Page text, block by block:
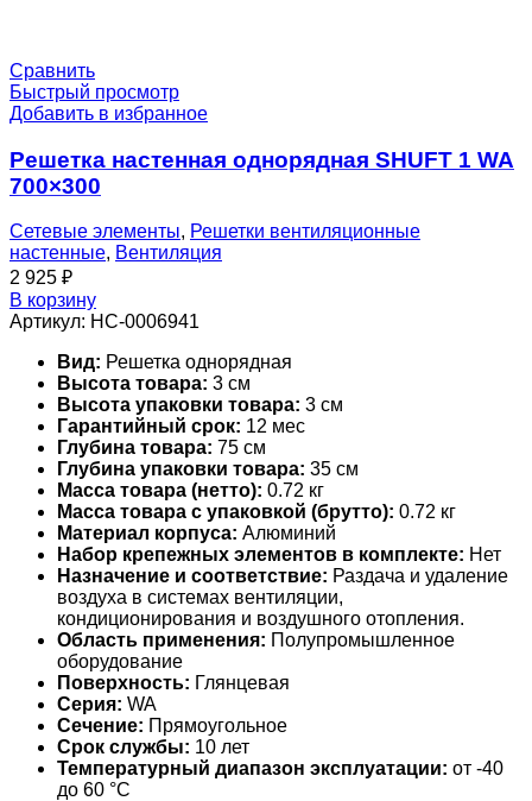
Сравнить
Быстрый просмотр
Добавить в избранное
Решетка настенная однорядная SHUFT 1 WA
700×300
Сетевые элементы, Решетки вентиляционные
настенные, Вентиляция
2 925 ₽
В корзину
Артикул: НС-0006941
Вид: Решетка однорядная
Высота товара: 3 см
Высота упаковки товара: 3 см
Гарантийный срок: 12 мес
Глубина товара: 75 см
Глубина упаковки товара: 35 см
Масса товара (нетто): 0.72 кг
Масса товара с упаковкой (брутто): 0.72 кг
Материал корпуса: Алюминий
Набор крепежных элементов в комплекте: Нет
Назначение и соответствие: Раздача и удаление
воздуха в системах вентиляции,
кондиционирования и воздушного отопления.
Область применения: Полупромышленное
оборудование
Поверхность: Глянцевая
Серия: WA
Сечение: Прямоугольное
Срок службы: 10 лет
Температурный диапазон эксплуатации: от -40
до 60 °С